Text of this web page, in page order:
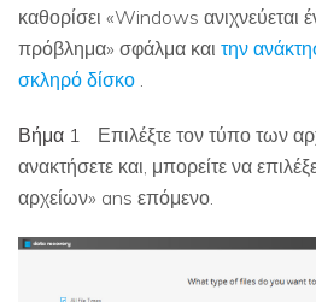
καθορίσει «Windows ανιχνεύεται
πρόβλημα» σφάλμα και την
σκληρό δίσκο .
Βήμα 1
Επιλέξτε τον τύπο των
ανακτήσετε και, μπορείτε να
αρχείων» ans επόμενο.